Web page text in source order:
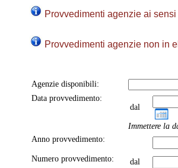
Provvedimenti agenzie ai
Provvedimenti agenzie non in
Agenzie disponibili:
Data provvedimento:
dal
Immettere la
Anno provvedimento:
Numero provvedimento: dal